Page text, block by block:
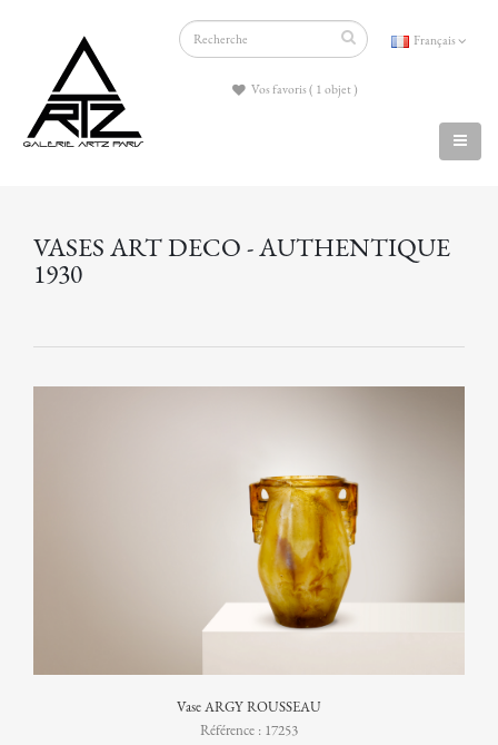
Français
Vos favoris ( 1 objet )
VASES ART DECO - AUTHENTIQUE
1930
Vase ARGY ROUSSEAU
Référence : 17253